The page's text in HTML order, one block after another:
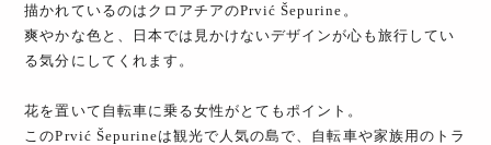
描かれているのはクロアチアのPrvić Šepurine。
爽やかな色と、日本では見かけないデザインが心も旅行してい
る気分にしてくれます。
花を置いて自転車に乗る女性がとてもポイント。
このPrvić Šepurineは観光で人気の島で、自転車や家族用のトラ